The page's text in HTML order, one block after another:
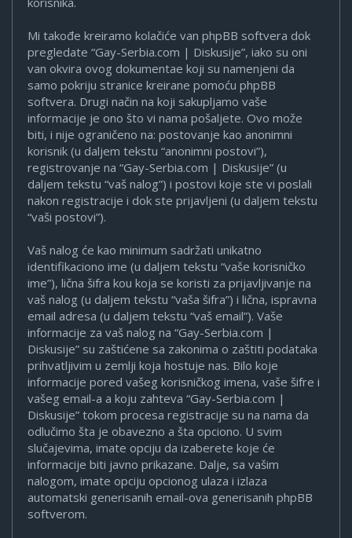
Mi takođe kreiramo kolačiće van phpBB softvera dok
pregledate “Gay-Serbia.com | Diskusije”, iako su oni
van okvira ovog dokumentae koji su namenjeni da
samo pokriju stranice kreirane pomoću phpBB
softvera. Drugi način na koji sakupljamo vaše
informacije je ono što vi nama pošaljete. Ovo može
biti, i nije ograničeno na: postovanje kao anonimni
korisnik (u daljem tekstu “anonimni postovi”),
registrovanje na “Gay-Serbia.com | Diskusije” (u
daljem tekstu “vaš nalog”) i postovi koje ste vi poslali
nakon registracije i dok ste prijavljeni (u daljem tekstu
“vaši postovi”).
Vaš nalog će kao minimum sadržati unikatno
identifikaciono ime (u daljem tekstu “vaše korisničko
ime”), lična šifra kou koja se koristi za prijavljivanje na
vaš nalog (u daljem tekstu “vaša šifra”) i lična, ispravna
email adresa (u daljem tekstu “vaš email”). Vaše
informacije za vaš nalog na “Gay-Serbia.com |
Diskusije” su zaštićene sa zakonima o zaštiti podataka
prihvatljivim u zemlji koja hostuje nas. Bilo koje
informacije pored vašeg korisničkog imena, vaše šifre i
vašeg email-a a koju zahteva “Gay-Serbia.com |
Diskusije” tokom procesa registracije su na nama da
odlučimo šta je obavezno a šta opciono. U svim
slučajevima, imate opciju da izaberete koje će
informacije biti javno prikazane. Dalje, sa vašim
nalogom, imate opciju opcionog ulaza i izlaza
automatski generisanih email-ova generisanih phpBB
softverom.